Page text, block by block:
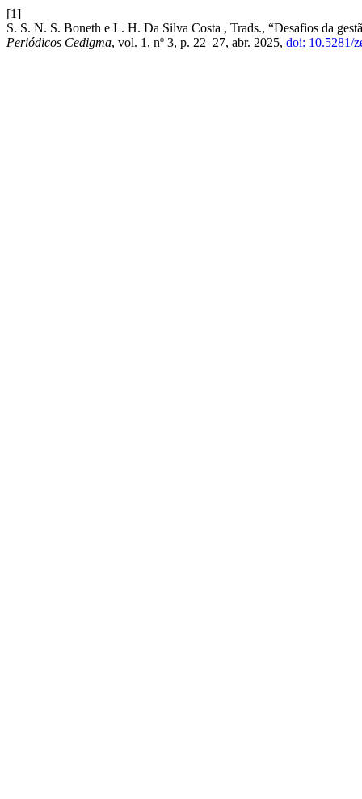
[1]
S. S. N. S. Boneth e L. H. Da Silva Costa , Trads., “Desafios da
Periódicos Cedigma, vol. 1, nº 3, p. 22–27, abr. 2025, doi: 10.5281/